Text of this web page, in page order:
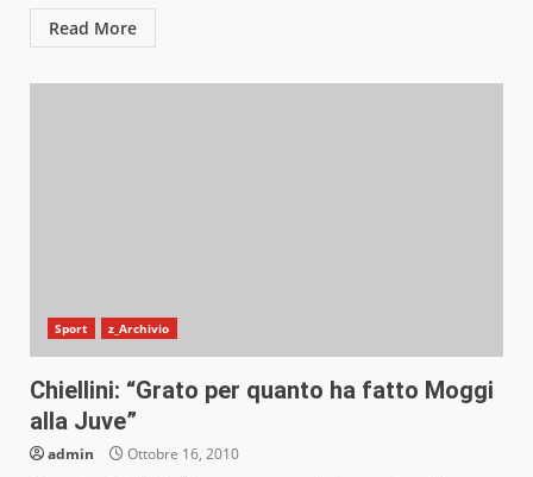
Read More
Sport z_Archivio
Chiellini: “Grato per quanto ha fatto Moggi
alla Juve”
admin Ottobre 16, 2010